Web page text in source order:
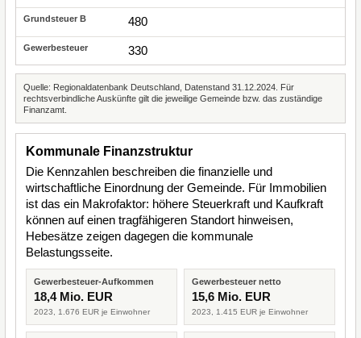
480
330
Quelle: Regionaldatenbank Deutschland, Datenstand 31.12.2024. Für
rechtsverbindliche Auskünfte gilt die jeweilige Gemeinde bzw. das zuständige
Finanzamt.
Kommunale Finanzstruktur
Die Kennzahlen beschreiben die finanzielle und
wirtschaftliche Einordnung der Gemeinde. Für Immobilien
ist das ein Makrofaktor: höhere Steuerkraft und Kaufkraft
können auf einen tragfähigeren Standort hinweisen,
Hebesätze zeigen dagegen die kommunale
Belastungsseite.
Gewerbesteuer-Aufkommen
18,4 Mio. EUR
2023, 1.676 EUR je Einwohner
Gewerbesteuer netto
15,6 Mio. EUR
2023, 1.415 EUR je Einwohner